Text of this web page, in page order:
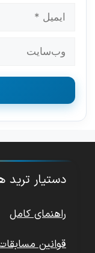
ایمیل
وب‌سایت
دستیار
راهنمای کامل
قوانین